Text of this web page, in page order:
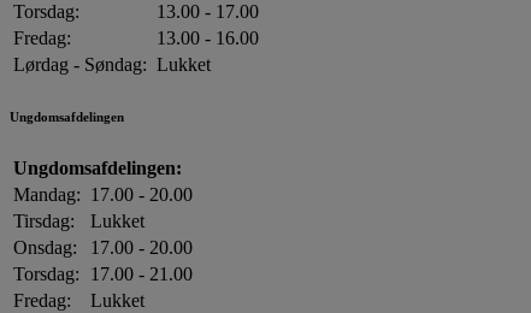
Torsdag:
13.00 - 17.00
Fredag:
13.00 - 16.00
Lørdag - Søndag: Lukket
Ungdomsafdelingen
Ungdomsafdelingen:
Mandag: 17.00 - 20.00
Tirsdag:
Lukket
Onsdag:
17.00 - 20.00
Torsdag:
17.00 - 21.00
Fredag:
Lukket